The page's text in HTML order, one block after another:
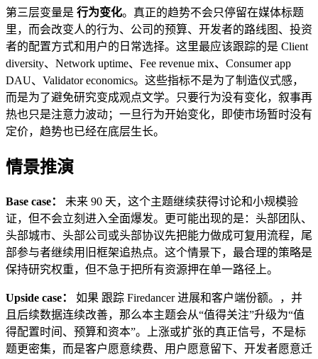
第三层变量是 行为变化。真正的趋势不会只停留在媒体标题
里，而会改变人的行为、公司的预算、开发者的路线图、投资
者的配置方式和用户的日常选择。这里最应该跟踪的是 Client
diversity、Network uptime、Fee revenue mix、Consumer app
DAU、Validator economics。这些指标不是为了制造仪式感，
而是为了避免研究变成观点文学。只要行为没有变化，叙事再
热也只是注意力波动；一旦行为开始变化，即使市场暂时没有
定价，趋势也已经在底层生长。
情景推演
Base case：
未来 90 天，这个主题继续获得讨论和小规模验
证，但不会立刻进入全面爆发。更可能出现的是：头部团队、
头部城市、头部公司或头部协议先把能力做成可复用流程，尾
部参与者继续用旧框架追热点。这个情景下，最合理的策略是
保持研究权重，但不急于把所有资源押在单一路径上。
Upside case：
如果 跟踪 Firedancer 进展和客户端份额。，并
且后续数据连续改善，那么本主题会从“值得关注”升级为“值
得配置时间、预算和资本”。上涨或扩张的真正信号，不是标
题更密集，而是客户愿意续费、用户愿意留下、开发者愿意迁